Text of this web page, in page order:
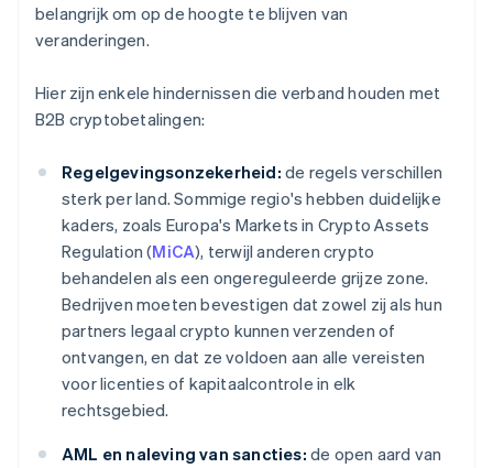
belangrijk om op de hoogte te blijven van
veranderingen.
Hier zijn enkele hindernissen die verband houden met
B2B cryptobetalingen:
Regelgevingsonzekerheid: de regels verschillen
sterk per land. Sommige regio's hebben duidelijke
kaders, zoals Europa's Markets in Crypto Assets
Regulation (MiCA), terwijl anderen crypto
behandelen als een ongereguleerde grijze zone.
Bedrijven moeten bevestigen dat zowel zij als hun
partners legaal crypto kunnen verzenden of
ontvangen, en dat ze voldoen aan alle vereisten
voor licenties of kapitaalcontrole in elk
rechtsgebied.
AML en naleving van sancties: de open aard van